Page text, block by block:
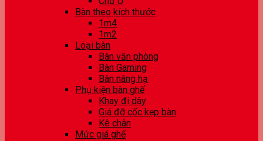
Bàn theo kích thước
1m4
1m2
Loại bàn
Bàn văn phòng
Bàn Gaming
Bàn nâng hạ
Phụ kiện bàn ghế
Khay đi dây
Giá đỡ cốc kẹp bàn
Kê chân
Mức giá ghế